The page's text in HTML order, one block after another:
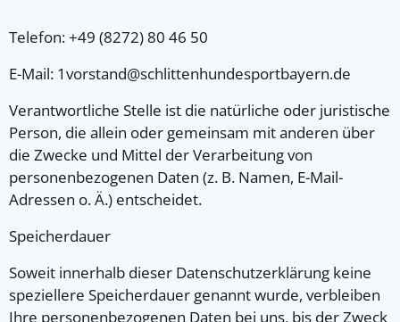
Telefon: +49 (8272) 80 46 50
E-Mail: 1vorstand@schlittenhundesportbayern.de
Verantwortliche Stelle ist die natürliche oder juristische
Person, die allein oder gemeinsam mit anderen über
die Zwecke und Mittel der Verarbeitung von
personenbezogenen Daten (z. B. Namen, E-Mail-
Adressen o. Ä.) entscheidet.
Speicherdauer
Soweit innerhalb dieser Datenschutzerklärung keine
speziellere Speicherdauer genannt wurde, verbleiben
Ihre personenbezogenen Daten bei uns, bis der Zweck